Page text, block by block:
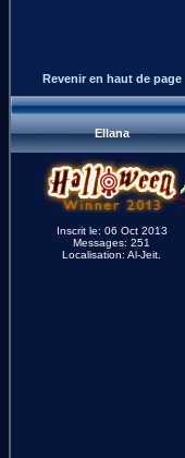
Revenir en haut de page
Ellana
Inscrit le: 06 Oct 2013
Messages: 251
Localisation: Al-Jeit.